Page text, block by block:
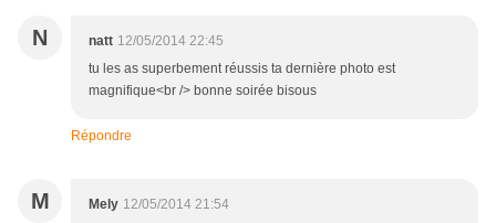
N natt 12/05/2014 22:45
tu les as superbement réussis ta dernière photo est
magnifique<br /> bonne soirée bisous
Répondre
M Mely 12/05/2014 21:54